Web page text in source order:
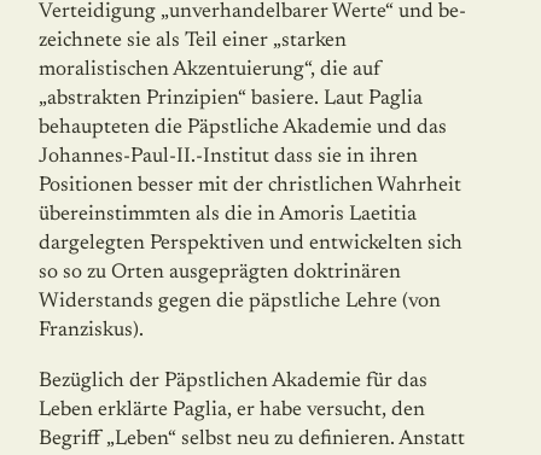
Verteidigung „unverhandelbarer Werte“ und be­
zeichnete sie als Teil einer „starken
moralistischen Akzentuierung“, die auf
„abstrakten Prinzipien“ basiere. Laut Paglia
behaupteten die Päpstliche Akademie und das
Johannes-Paul-II.-Institut dass sie in ihren
Positionen besser mit der christlichen Wahr­heit
über­ein­stimmten als die in Amoris Laetitia
dargelegten Perspektiven und entwickelten sich
so so zu Orten ausgeprägten doktrinären
Widerstands gegen die päpstliche Lehre (von
Fran­ziskus).
Bezüglich der Päpstlichen Akademie für das
Leben erklärte Paglia, er habe versucht, den
Begriff „Leben“ selbst neu zu definieren. Anstatt